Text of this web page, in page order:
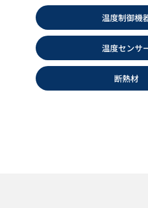
リボンヒーター YW型
カタログダウンロード
屋
温度制御機
温度センサ
断熱材